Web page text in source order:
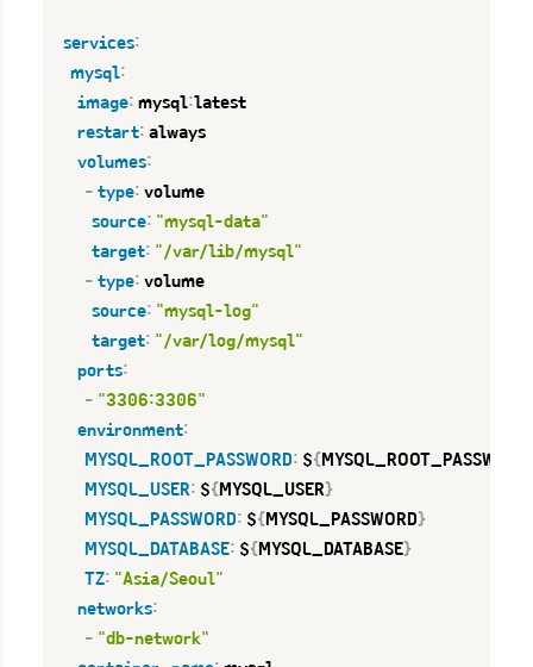
services:
mysql:
image: mysql:latest
restart: always
volumes:
- type: volume
source: "mysql-data"
target: "/var/lib/mysql"
- type: volume
source: "mysql-log"
target: "/var/log/mysql"
ports:
- "3306:3306"
environment:
MYSQL_ROOT_PASSWORD: ${MYSQL_ROOT_PASSWORD
MYSQL_USER: ${MYSQL_USER}
MYSQL_PASSWORD: ${MYSQL_PASSWORD}
MYSQL_DATABASE: ${MYSQL_DATABASE}
TZ: "Asia/Seoul"
networks:
- "db-network"